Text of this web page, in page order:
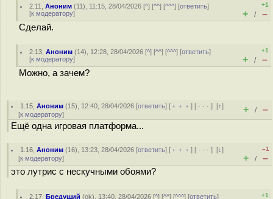
2.11 ,Аноним (11), 11:15, 28/04/2026 [^] [^^] [^^^] [ответить]
[к модератору]
+1
+ / –
Сделай.
2.13 ,Аноним (14), 12:28, 28/04/2026 [^] [^^] [^^^] [ответить]
[к модератору]
+1
+ / –
Можно, а зачем?
1.15 ,Аноним (15), 12:40, 28/04/2026 [ответить] [ ﹢﹢﹢] [ · · ·][↑]
[к модератору] + / –
Ещё одна игровая платформа...
1.16 ,Аноним (16), 13:23, 28/04/2026 [ответить] [ ﹢﹢﹢] [ · · ·][↓]
[к модератору]
–1
+ / –
это лутрис с нескучными обоями?
2.17 ,Бредущий (ok), 13:40, 28/04/2026 [^] [^^] [^^^] [ответить]
+1